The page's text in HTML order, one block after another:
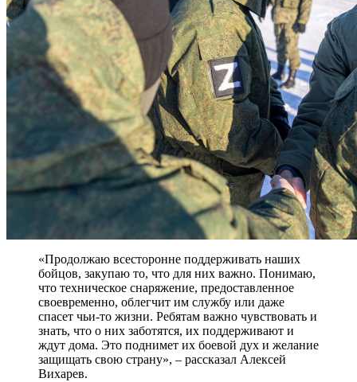
«Продолжаю всесторонне поддерживать наших
бойцов, закупаю то, что для них важно. Понимаю,
что техническое снаряжение, предоставленное
своевременно, облегчит им службу или даже
спасет чьи-то жизни. Ребятам важно чувствовать и
знать, что о них заботятся, их поддерживают и
ждут дома. Это поднимет их боевой дух и желание
защищать свою страну», – рассказал Алексей
Вихарев.